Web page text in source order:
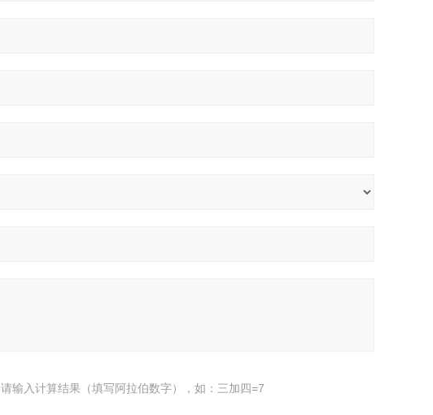
请输入计算结果（填写阿拉伯数字），如：三加四=7